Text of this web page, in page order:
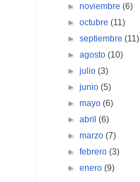
►noviembre(6)
►octubre(11)
►septiembre(11)
►agosto(10)
►julio(3)
►junio(5)
►mayo(6)
►abril(6)
►marzo(7)
►febrero(3)
►enero(9)